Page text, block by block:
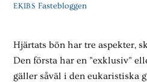
EKIBS Fastebloggen
Hjärtats bön har tre aspekter,
Den första har en ”exklusiv”
gäller såväl i den eukaristiska